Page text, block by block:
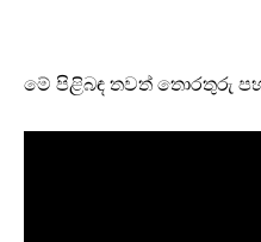
මේ පිළිබඳ තවත් තොරතුරු